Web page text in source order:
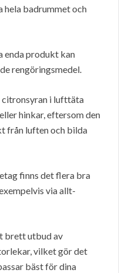
hela badrummet och
enda produkt kan
rengöringsmedel.
i lufttäta
hinkar, eftersom den
från luften och bilda
finns det flera bra
via allt-
brett utbud av
vilket gör det
bäst för dina